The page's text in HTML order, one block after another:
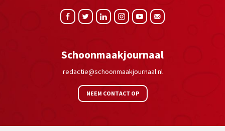
Schoonmaakjournaal
redactie@schoonmaakjournaal.nl
NEEM CONTACT OP